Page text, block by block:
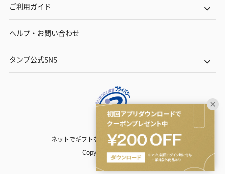
ご利用ガイド
ヘルプ・お問い合わせ
タンプ公式SNS
ネットでギフトを贈るなら | TANP（タンプ）
Copyright© TANP Inc.